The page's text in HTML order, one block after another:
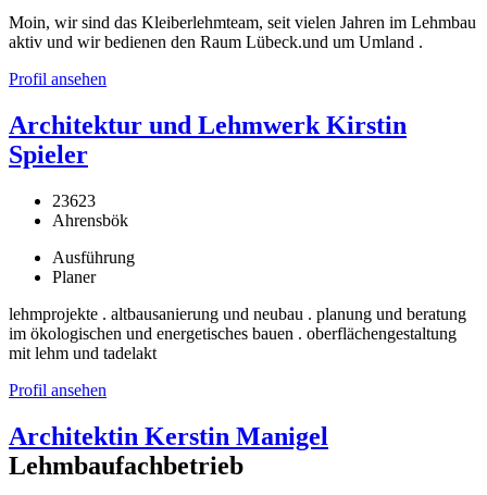
Moin, wir sind das Kleiberlehmteam, seit vielen Jahren im Lehmbau
aktiv und wir bedienen den Raum Lübeck.und um Umland .
Profil ansehen
Architektur und Lehmwerk Kirstin
Spieler
23623
Ahrensbök
Ausführung
Planer
lehmprojekte . altbausanierung und neubau . planung und beratung
im ökologischen und energetisches bauen . oberflächengestaltung
mit lehm und tadelakt
Profil ansehen
Architektin Kerstin Manigel
Lehmbaufachbetrieb